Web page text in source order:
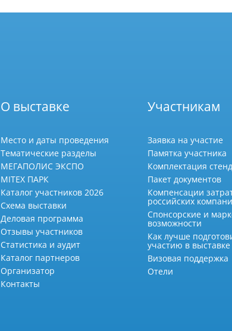
О выставке
Место и даты проведения
Тематические разделы
МЕГАПОЛИС ЭКСПО
MITEX ПАРК
Каталог участников 2026
Схема выставки
Деловая программа
Отзывы участников
Статистика и аудит
Каталог партнеров
Организатор
Контакты
Участникам
Заявка на участие
Памятка участника
Комплектация
Пакет документов
Компенсации
российских
Спонсорские и
возможности
Как лучше
участию в выставке
Визовая поддержка
Отели